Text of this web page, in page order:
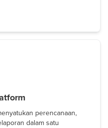
perencanaan,
dalam satu